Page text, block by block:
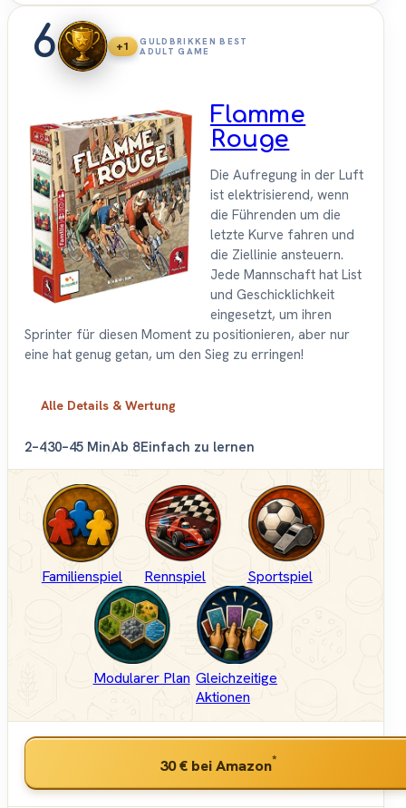
6 +1
GULDBRIKKEN BEST
ADULT GAME
Flamme
Rouge
Die Aufregung in der Luft
ist elektrisierend, wenn
die Führenden um die
letzte Kurve fahren und
die Ziellinie ansteuern.
Jede Mannschaft hat List
und Geschicklichkeit
eingesetzt, um ihren
Sprinter für diesen Moment zu positionieren, aber nur
eine hat genug getan, um den Sieg zu erringen!
Alle Details & Wertung
2–430–45 MinAb 8Einfach zu lernen
Familienspiel Rennspiel Sportspiel
Modularer Plan Gleichzeitige
Aktionen
30 € bei Amazon*